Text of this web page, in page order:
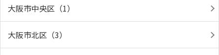
大阪市中央区（1）
大阪市北区（3）